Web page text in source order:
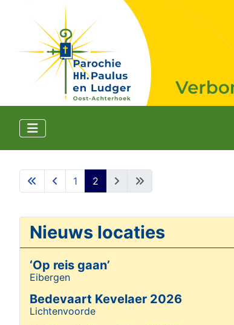
1 2
Nieuws locaties
‘Op reis gaan’
Details
Eibergen
Bedevaart Kevelaer 2026
Details
Lichtenvoorde